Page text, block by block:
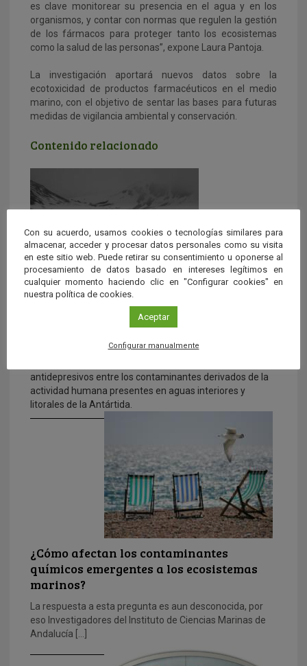
es clave monitorear su presencia en el agua y en los
organismos, y contar con normas que regulen la gestión
de los fármacos para proteger tanto los ecosistemas
como la salud de las personas”, expone Laura Pantoja.
La investigación aportará nuevos datos sobre la
ecotoxicidad de productos farmacéuticos en el medio
marino, con el objetivo de sentar las bases para futuras
medidas de vigilancia ambiental y conservación.
Contenido relacionado
Hallan nicotina y antidepresivos entre
los contaminantes presentes en aguas de
antidepresivos entre los contaminantes derivados de la
actividad humana presentes en aguas interiores y
litorales de la Antártida.
¿Cómo afectan los contaminantes
químicos emergentes a los ecosistemas
marinos?
La respuesta a esta pregunta es aun desconocida, por
eso Investigadores del Instituto de Ciencias Marinas de
Andalucía […]
Con su acuerdo, usamos cookies o tecnologías similares para
almacenar, acceder y procesar datos personales como su visita
en este sitio web. Puede retirar su consentimiento u oponerse al
procesamiento de datos basado en intereses legítimos en
cualquier momento haciendo clic en "Configurar cookies" en
nuestra política de cookies.
Aceptar
Configurar manualmente